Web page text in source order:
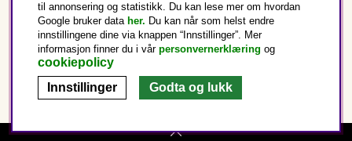
Norge
til annonsering og statistikk. Du kan lese mer om hvordan
Google bruker data her. Du kan når som helst endre
innstillingene dine via knappen “Innstillinger”. Mer
informasjon finner du i vår personvernerklæring og
cookiepolicy
Innstillinger
Godta og lukk